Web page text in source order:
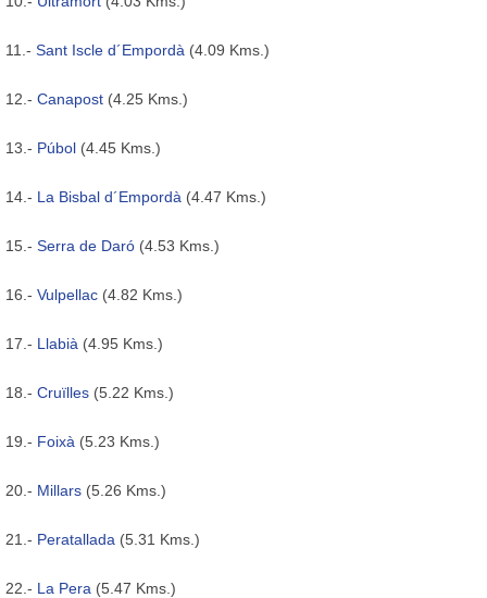
11.- Sant Iscle d´Empordà (4.09 Kms.)
12.- Canapost (4.25 Kms.)
13.- Púbol (4.45 Kms.)
14.- La Bisbal d´Empordà (4.47 Kms.)
15.- Serra de Daró (4.53 Kms.)
16.- Vulpellac (4.82 Kms.)
17.- Llabià (4.95 Kms.)
18.- Cruïlles (5.22 Kms.)
19.- Foixà (5.23 Kms.)
20.- Millars (5.26 Kms.)
21.- Peratallada (5.31 Kms.)
22.- La Pera (5.47 Kms.)